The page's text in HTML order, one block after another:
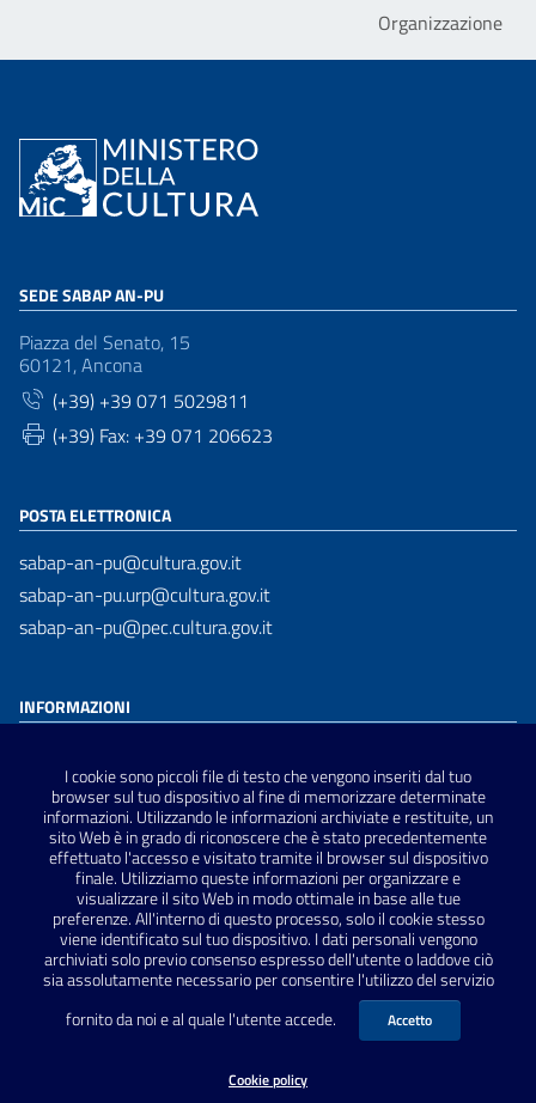
I cookie sono piccoli file di testo che vengono inseriti dal tuo
browser sul tuo dispositivo al fine di memorizzare determinate
informazioni. Utilizzando le informazioni archiviate e restituite, un
sito Web è in grado di riconoscere che è stato precedentemente
effettuato l'accesso e visitato tramite il browser sul dispositivo
finale. Utilizziamo queste informazioni per organizzare e
visualizzare il sito Web in modo ottimale in base alle tue
preferenze. All'interno di questo processo, solo il cookie stesso
viene identificato sul tuo dispositivo. I dati personali vengono
archiviati solo previo consenso espresso dell'utente o laddove ciò
sia assolutamente necessario per consentire l'utilizzo del servizio
fornito da noi e al quale l'utente accede.
Accetto
Cookie policy
Organizzazione
SEDE SABAP AN-PU
Piazza del Senato, 15
60121, Ancona
(+39) +39 071 5029811
(+39) Fax: +39 071 206623
POSTA ELETTRONICA
sabap-an-pu@cultura.gov.it
sabap-an-pu.urp@cultura.gov.it
sabap-an-pu@pec.cultura.gov.it
INFORMAZIONI
Privacy Policy
Note Legali
Sitemap
SEGUICI SU